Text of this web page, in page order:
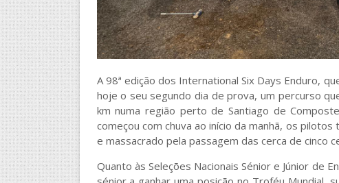
A 98ª edição dos International Six Days Enduro,
hoje o seu segundo dia de prova, um percurso
km numa região perto de Santiago de
começou com chuva ao início da manhã, os
e massacrado pela passagem das cerca de cinco
Quanto às Seleções Nacionais Sénior e Júnior de